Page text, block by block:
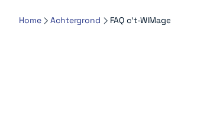
Home Achtergrond FAQ c’t-WIMage